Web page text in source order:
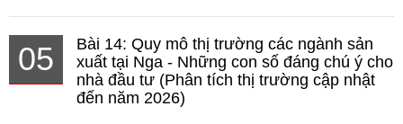
05
Bài 14: Quy mô thị trường các ngành sản
xuất tại Nga - Những con số đáng chú ý cho
nhà đầu tư (Phân tích thị trường cập nhật
đến năm 2026)